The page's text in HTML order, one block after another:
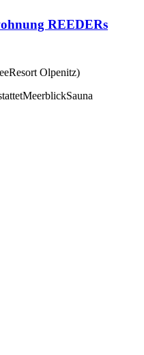
REEDERs
Olpenitz)
MeerblickSauna